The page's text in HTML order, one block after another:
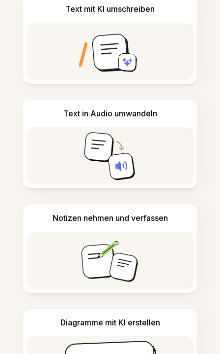
Text mit KI umschreiben
Text in Audio umwandeln
Notizen nehmen und verfassen
Diagramme mit KI erstellen